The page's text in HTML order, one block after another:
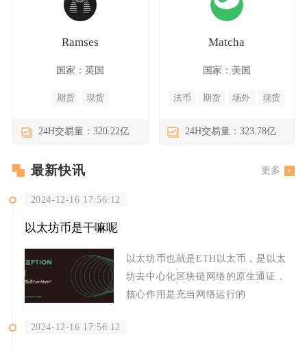
Ramses
国家：英国
期货 现货
24H交易量：320.22亿
Matcha
国家：美国
法币 期货 场外 现货
24H交易量：323.78亿
最新快讯 更多
2024-12-16 17:56:12
以太坊币是干嘛呢
以太坊币也就是ETH以太币，是以太
坊去中心化区块链网络的原生通证，
核心作用是充当网络运行的
2024-12-16 17:56:12